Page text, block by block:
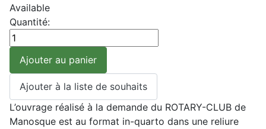
Available
Quantité:
L’ouvrage réalisé à la demande du ROTARY-CLUB de
Manosque est au format in-quarto dans une reliure